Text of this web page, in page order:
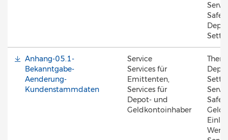
Anhang-05.1-
Bekanntgabe-
Aenderung-
Kundenstammdaten
Service
Services für
Emittenten,
Services für
Depot- und
Geldkontoinhaber